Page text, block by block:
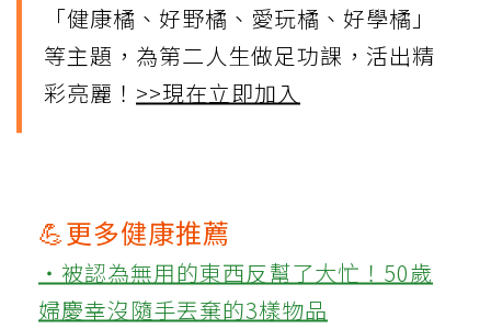
「健康橘、好野橘、愛玩橘、好學橘」
等主題，為第二人生做足功課，活出精
彩亮麗！ >>現在立即加入
💪更多健康推薦
‧被認為無用的東西反幫了大忙！50歲
婦慶幸沒隨手丟棄的3樣物品